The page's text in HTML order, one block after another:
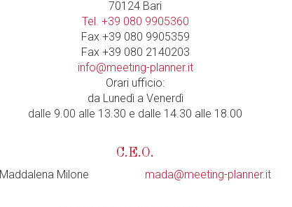
70124 Bari
Tel. +39 080 9905360
Fax +39 080 9905359
Fax +39 080 2140203
info@meeting-planner.it
Orari ufficio:
da Lunedì a Venerdì
dalle 9.00 alle 13.30 e dalle 14.30 alle 18.00
C.E.O.
Maddalena Milone mada@meeting-planner.it